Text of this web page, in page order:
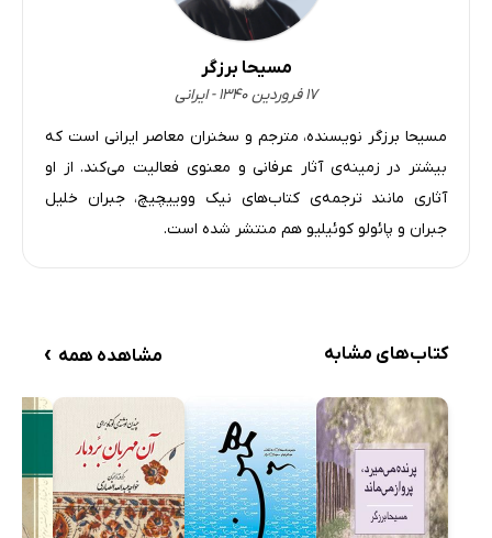
زبان عارفانه، زبان عشق و زیبایى‌ست
جوشش چشمه‌هاى حکمت
شور زندگى
تقرّب عاشقانه به خداوند
خود را بشناس، خدا را شناخته‌اى
ما به عشق محتاجیم، مثل گندمزار به باران
انسان: پُلى میان حیوان و خدا
مرکز تندباد وحشى عشق
مسیحا برزگر
۱۷ فروردین ۱۳۴۰ - ایرانی
مسیحا برزگر نویسنده، مترجم و سخنران معاصر ایرانی است که
بیشتر در زمینه‌ی آثار عرفانی و معنوی فعالیت می‌کند. از او
آثاری مانند ترجمه‌ی کتاب‌های نیک ووییچیچ، جبران خلیل
جبران و پائولو کوئیلیو هم منتشر شده است.
کتاب‌های مشابه مشاهده همه ›